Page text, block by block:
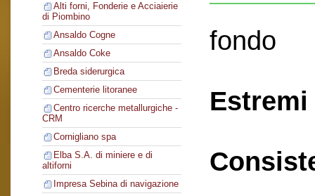
Alti forni, Fonderie e Acciaierie
di Piombino
Ansaldo Cogne
Ansaldo Coke
Breda siderurgica
Cementerie litoranee
Centro ricerche metallurgiche -
CRM
Cornigliano spa
Elba S.A. di miniere e di
altiforni
Impresa Sebina di navigazione
fondo